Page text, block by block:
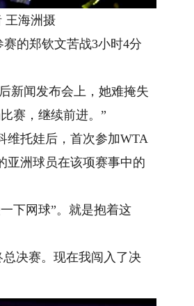
海洲摄
的郑钦文苦战3小时4分
新闻发布会上，她难掩失
赛，继续前进。”
托娃后，首次参加WTA
亚洲球员在该项赛事中的
下网球”。就是抱着这
决赛。现在我闯入了决